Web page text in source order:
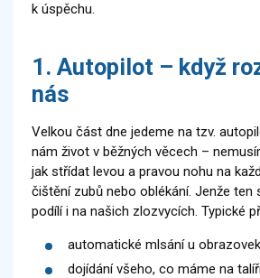
k úspěchu.
1. Autopilot – když
nás
Velkou část dne jedeme na tzv.
nám život v běžných věcech –
jak střídat levou a pravou nohu na
čištění zubů nebo oblékání. Jenže ten
podílí i na našich zlozvycích. Typické
automatické mlsání u
dojídání všeho, co máme na